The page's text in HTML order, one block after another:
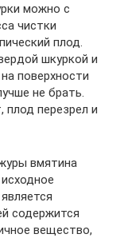
можно с
чистки
плод.
шкуркой и
поверхности
не брать.
плод перезрел и
вмятина
содержится
вещество,